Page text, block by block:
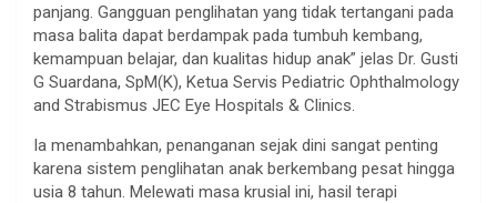
panjang. Gangguan penglihatan yang tidak tertangani pada
masa balita dapat berdampak pada tumbuh kembang,
kemampuan belajar, dan kualitas hidup anak” jelas Dr. Gusti
G Suardana, SpM(K), Ketua Servis Pediatric Ophthalmology
and Strabismus JEC Eye Hospitals & Clinics.
Ia menambahkan, penanganan sejak dini sangat penting
karena sistem penglihatan anak berkembang pesat hingga
usia 8 tahun. Melewati masa krusial ini, hasil terapi